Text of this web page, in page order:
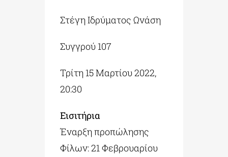
Στέγη Ιδρύματος Ωνάση
Συγγρού 107
Τρίτη 15 Μαρτίου 2022,
20:30
Εισιτήρια
Έναρξη προπώλησης
Φίλων: 21 Φεβρουαρίου